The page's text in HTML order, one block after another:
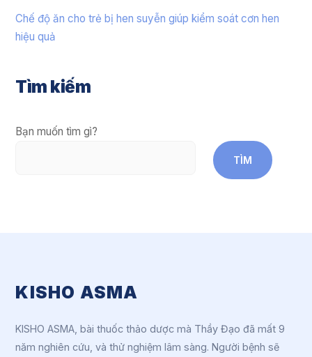
Chế độ ăn cho trẻ bị hen suyễn giúp kiểm soát cơn hen
hiệu quả
Tìm kiếm
Bạn muốn tìm gì?
TÌM
KISHO ASMA
KISHO ASMA, bài thuốc thảo dược mà Thầy Đạo đã mất 9
năm nghiên cứu, và thử nghiệm lâm sàng. Người bệnh sẽ